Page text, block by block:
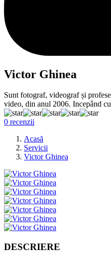
Victor Ghinea
Sunt fotograf, videograf și
video, din anul 2006. Incepând
0 recenzii
Acasă
Servicii
Victor Ghinea
DESCRIERE